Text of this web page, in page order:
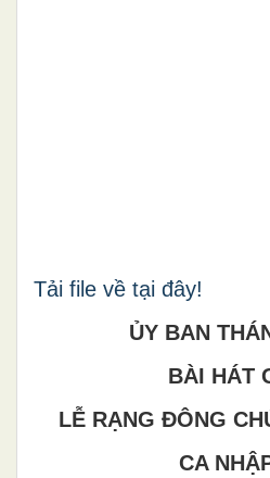
Tải file về tại đây!
ỦY BAN
BÀI HÁT
LỄ RẠNG ĐÔNG
CA